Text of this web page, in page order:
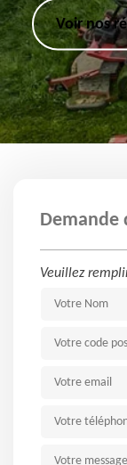
Voir nos
Demande
Veuillez